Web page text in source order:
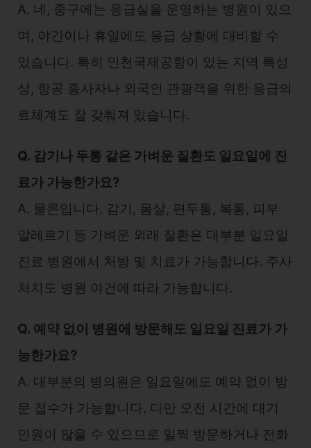
A. 네, 중구에는 응급실을 운영하는 병원이 있으
며, 야간이나 휴일에도 응급 상황에 대비할 수
있습니다. 특히 인천국제공항이 있는 지역 특성
상, 항공 종사자나 외국인 관광객을 위한 응급의
료체계도 잘 갖춰져 있습니다.
Q. 감기나 두통 같은 가벼운 질환도 일요일에 진
료가 가능한가요?
A. 물론입니다. 감기, 몸살, 편두통, 복통, 피부
알레르기 등 가벼운 외래 질환은 대부분 일요일
진료 병원에서 처방 및 치료가 가능합니다. 주사
처치도 병원 여건에 따라 가능합니다.
Q. 예약 없이 병원에 방문해도 일요일 진료가 가
능한가요?
A. 대부분의 병의원은 일요일에도 예약 없이 방
문 접수가 가능합니다. 다만 오전 시간에 대기
인원이 많을 수 있으므로 일찍 방문하거나 전화